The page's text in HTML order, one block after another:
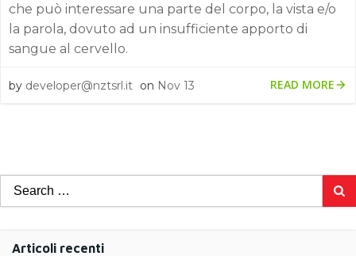
che può interessare una parte del corpo, la vista e/o
la parola, dovuto ad un insufficiente apporto di
sangue al cervello.
by developer@nztsrl.it on Nov 13 READ MORE
Search
for:
Articoli recenti